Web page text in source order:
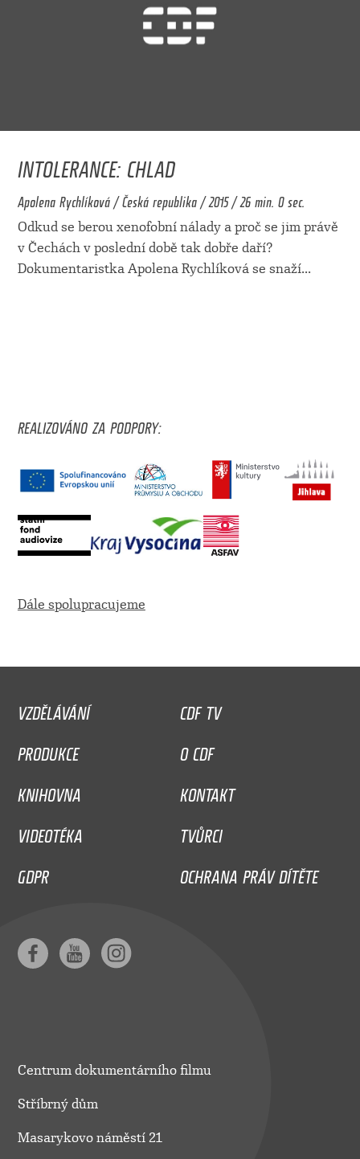
INTOLERANCE: CHLAD
Apolena Rychlíková / Česká republika / 2015 / 26 min. 0 sec.
Odkud se berou xenofobní nálady a proč se jim právě
v Čechách v poslední době tak dobře daří?
Dokumentaristka Apolena Rychlíková se snaží...
REALIZOVÁNO ZA PODPORY:
Dále spolupracujeme
VZDĚLÁVÁNÍ
CDF TV
PRODUKCE
O CDF
KNIHOVNA
KONTAKT
VIDEOTÉKA
TVŮRCI
GDPR
OCHRANA PRÁV DÍTĚTE
Centrum dokumentárního filmu
Stříbrný dům
Masarykovo náměstí 21